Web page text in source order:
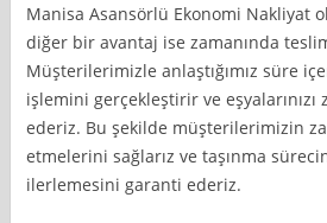
Manisa Asansörlü Ekonomi Nakliyat
diğer bir avantaj ise zamanında
Müşterilerimizle anlaştığımız süre
işlemini gerçekleştirir ve eşyalarınızı
ederiz. Bu şekilde müşterilerimizin
etmelerini sağlarız ve taşınma
ilerlemesini garanti ederiz.